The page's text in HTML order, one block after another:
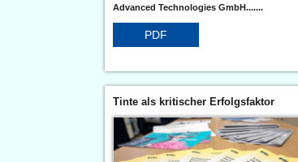
Advanced Technologies GmbH.......
PDF
Tinte als kritischer Erfolgsfaktor